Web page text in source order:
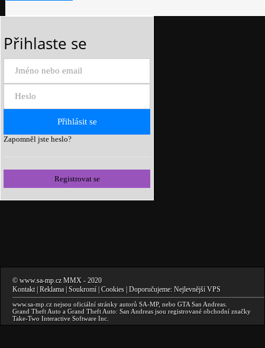
Přihlaste se
Zapomněl jste heslo?
Registrovat se
© www.sa-mp.cz MMX - 2020
Kontakt| Reklama | Soukromí| Cookies | Doporučujeme: Nejlevnější VPS
www.sa-mp.cz nejsou oficiální stránky autorů SA-MP, nebo GTA San Andreas
Grand Theft Auto a Grand Theft Auto: San Andreas jsou registrované obchodní značky
Take-Two Interactive Software Inc.